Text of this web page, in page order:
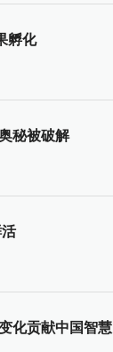
孵化
秘被破解
化贡献中国智慧